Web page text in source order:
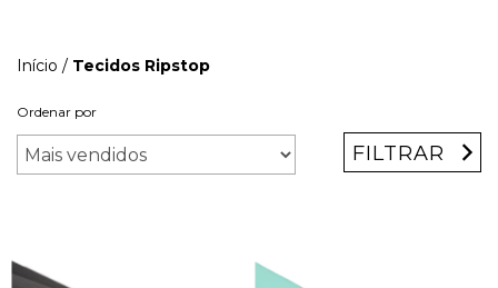
Início / Tecidos Ripstop
Ordenar por
FILTRAR